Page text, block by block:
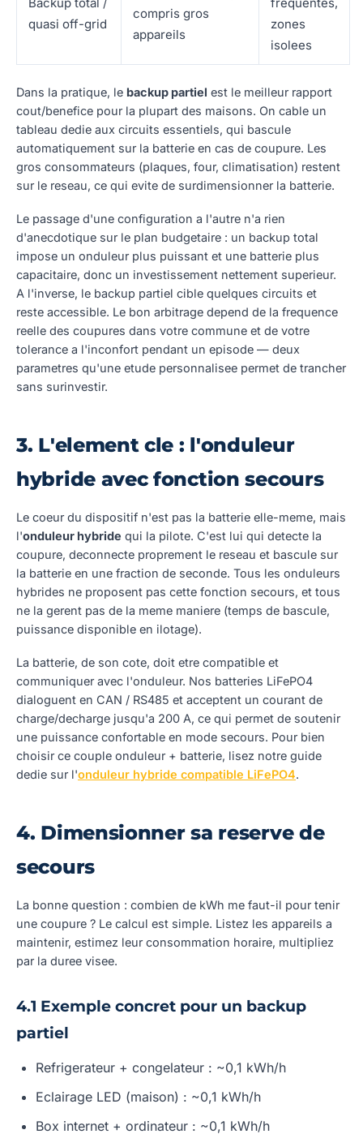
quasi off-grid
compris gros
appareils
zones
isolees
Dans la pratique, le backup partiel est le meilleur rapport
cout/benefice pour la plupart des maisons. On cable un
tableau dedie aux circuits essentiels, qui bascule
automatiquement sur la batterie en cas de coupure. Les
gros consommateurs (plaques, four, climatisation) restent
sur le reseau, ce qui evite de surdimensionner la batterie.
Le passage d'une configuration a l'autre n'a rien
d'anecdotique sur le plan budgetaire : un backup total
impose un onduleur plus puissant et une batterie plus
capacitaire, donc un investissement nettement superieur.
A l'inverse, le backup partiel cible quelques circuits et
reste accessible. Le bon arbitrage depend de la frequence
reelle des coupures dans votre commune et de votre
tolerance a l'inconfort pendant un episode — deux
parametres qu'une etude personnalisee permet de trancher
sans surinvestir.
3. L'element cle : l'onduleur
hybride avec fonction secours
Le coeur du dispositif n'est pas la batterie elle-meme, mais
l'onduleur hybride qui la pilote. C'est lui qui detecte la
coupure, deconnecte proprement le reseau et bascule sur
la batterie en une fraction de seconde. Tous les onduleurs
hybrides ne proposent pas cette fonction secours, et tous
ne la gerent pas de la meme maniere (temps de bascule,
puissance disponible en ilotage).
La batterie, de son cote, doit etre compatible et
communiquer avec l'onduleur. Nos batteries LiFePO4
dialoguent en CAN / RS485 et acceptent un courant de
charge/decharge jusqu'a 200 A, ce qui permet de soutenir
une puissance confortable en mode secours. Pour bien
choisir ce couple onduleur + batterie, lisez notre guide
dedie sur l'onduleur hybride compatible LiFePO4.
4. Dimensionner sa reserve de
secours
La bonne question : combien de kWh me faut-il pour tenir
une coupure ? Le calcul est simple. Listez les appareils a
maintenir, estimez leur consommation horaire, multipliez
par la duree visee.
4.1 Exemple concret pour un backup
partiel
Refrigerateur + congelateur : ~0,1 kWh/h
Eclairage LED (maison) : ~0,1 kWh/h
Box internet + ordinateur : ~0,1 kWh/h